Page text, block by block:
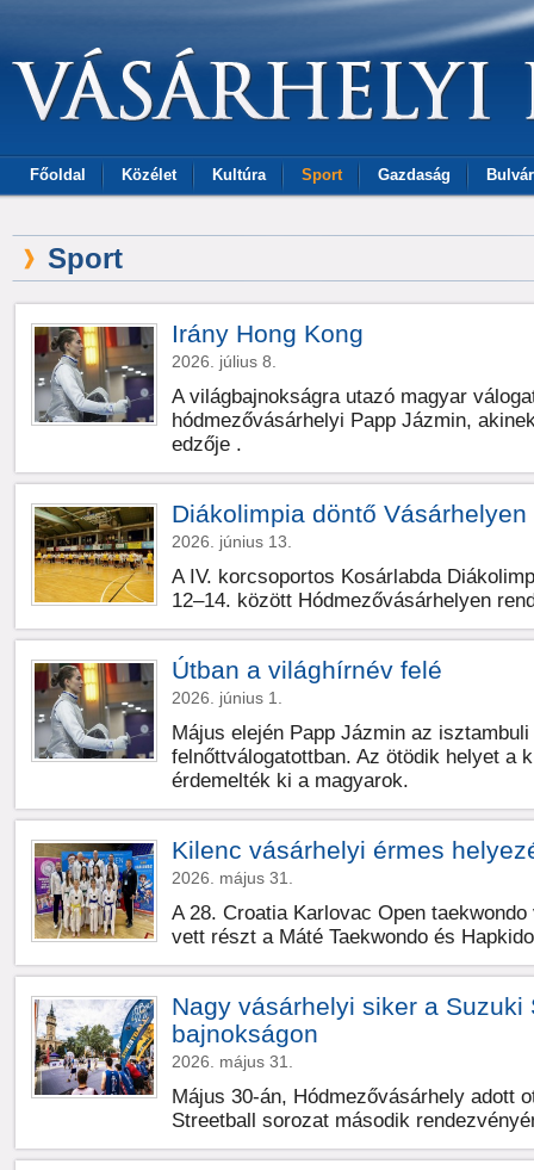
Főoldal Közélet Kultúra Sport Gazdaság Bulvár
Sport
Irány Hong Kong
2026. július 8.
A világbajnokságra utazó magyar
hódmezővásárhelyi Papp Jázmin,
edzője .
Diákolimpia döntő Vásárhelyen
2026. június 13.
A IV. korcsoportos Kosárlabda
12–14. között Hódmezővásárhelyen
Útban a világhírnév felé
2026. június 1.
Május elején Papp Jázmin az
felnőttválogatottban. Az ötödik helyet a
érdemelték ki a magyarok.
Kilenc vásárhelyi érmes
2026. május 31.
A 28. Croatia Karlovac Open
vett részt a Máté Taekwondo és
Nagy vásárhelyi siker a Suzuki
bajnokságon
2026. május 31.
Május 30-án, Hódmezővásárhely adott
Streetball sorozat második